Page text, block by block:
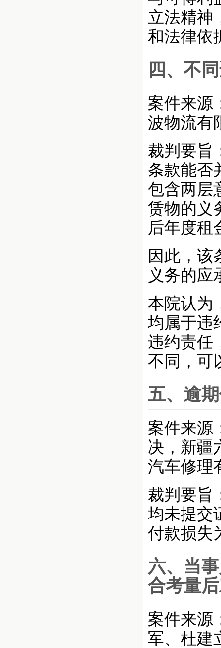
立法精神
和法律依
四、不
案件来源
波物流有
裁判要旨
条款能否
包含两层
赁物的义
后年度租
因此，该
义务的应
本院认为
均属于违
违约责任
不同，可
五、逾
案件来源
决，新疆
汽车修理
裁判要旨
均未提交
付款损失
六、当
合考量
案件来源
军、杜建